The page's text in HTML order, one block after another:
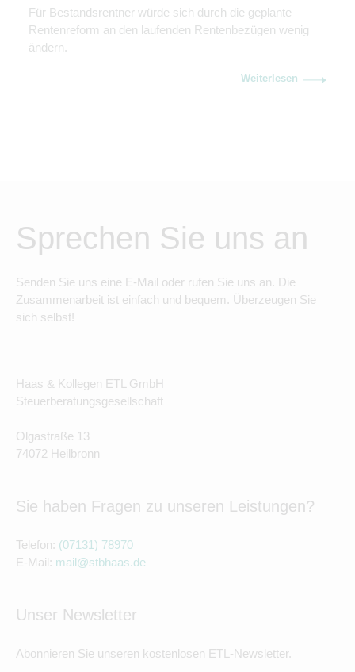
Für Bestandsrentner würde sich durch die geplante
Rentenreform an den laufenden Rentenbezügen wenig
ändern.
Weiterlesen
Sprechen Sie uns an
Senden Sie uns eine E-Mail oder rufen Sie uns an. Die
Zusammenarbeit ist einfach und bequem. Überzeugen Sie
sich selbst!
Haas & Kollegen ETL GmbH
Steuerberatungsgesellschaft
Olgastraße 13
74072 Heilbronn
Sie haben Fragen zu unseren Leistungen?
Telefon: (07131) 78970
E-Mail: mail@stbhaas.de
Unser Newsletter
Abonnieren Sie unseren kostenlosen ETL-Newsletter.